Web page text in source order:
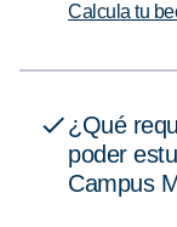
Calcula tu
¿Qué
poder
Campus